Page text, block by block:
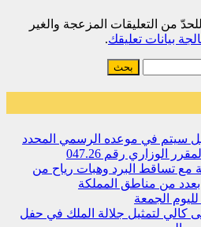
هذا الموقع يستخدم Akismet للحدّ من التعليقات المزعجة والغير
بيانات تعليقك.
سیتم في موعده الرسمي المحدد
الوزاري رقم 047.26
تساقط البرد وهبات رياح من
بعدد من مناطق المملكة
الجمعة
كالي لتمثيل جلالة الملك في حفل